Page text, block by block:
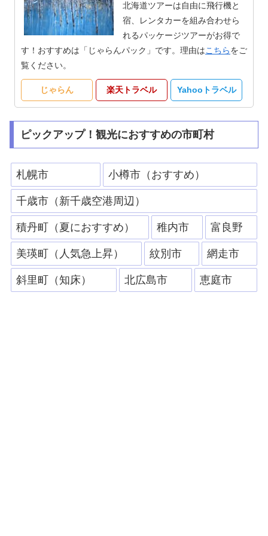
北海道ツアーは自由に飛行機と
宿、レンタカーを組み合わせら
れるパッケージツアーがお得で
す！おすすめは「じゃらんパック」です。理由はこちらをご
覧ください。
じゃらん 楽天トラベル Yahooトラベル
ピックアップ！観光におすすめの市町村
札幌市 小樽市（おすすめ）
千歳市（新千歳空港周辺）
積丹町（夏におすすめ） 稚内市 富良野
美瑛町（人気急上昇） 紋別市 網走市
斜里町（知床） 北広島市 恵庭市